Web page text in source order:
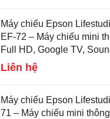
Máy chiếu Epson
EF-72 – Máy chiếu mini
Full HD, Google TV,
Liên hệ
Máy chiếu Epson
71 – Máy chiếu mini thông